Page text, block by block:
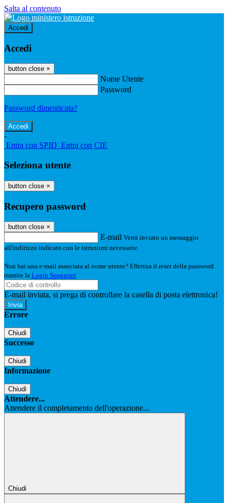
Salta al contenuto
Accedi
Accedi
button close ×
Nome Utente
Password
Password dimenticata?
-
Entra con SPID Entra con CIE
Seleziona utente
button close ×
Recupero password
button close ×
E-mail Verrà inviato un messaggio
all'indirizzo indicato con le istruzioni necessarie.
Non hai una e-mail associata al nome utente? Effettua il reset della password
tramite la Login Spaggiari
E-mail inviata, si prega di controllare la casella di posta elettronica!
Errore
Chiudi
Successo
Chiudi
Informazione
Chiudi
Attendere...
Attendere il completamento dell'operazione...
Chiudi